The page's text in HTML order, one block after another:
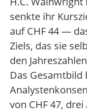
senkte ihr
auf CHF 44 —
Ziels, das sie
den
Das
von CHF 47,